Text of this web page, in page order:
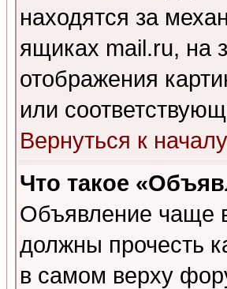
находятся за
ящиках mail.ru, на
отображения
или
Вернуться к началу
Что такое
Объявление чаще
должны прочесть
в самом верху